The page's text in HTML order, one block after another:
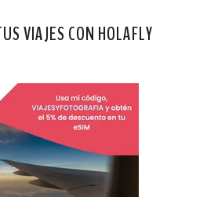
VIAJES CON HOLAFLY